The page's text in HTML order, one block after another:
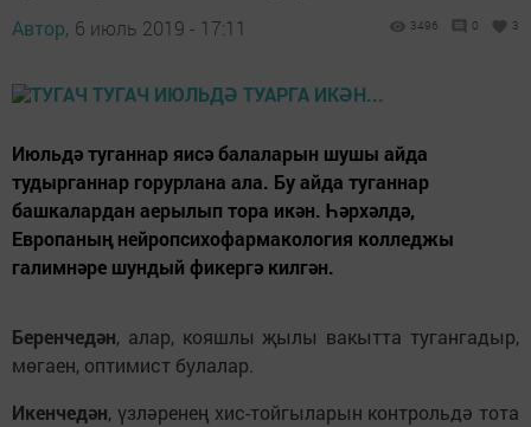
Автор, 6 июль 2019 - 17:11 3496 0 3
Июльдә туганнар яисә балаларын шушы айда
тудырганнар горурлана ала. Бу айда туганнар
башкалардан аерылып тора икән. Һәрхәлдә,
Европаның нейропсихофармакология колледжы
галимнәре шундый фикергә килгән.
Беренчедән, алар, кояшлы җылы вакытта тугангадыр,
мөгаен, оптимист булалар.
Икенчедән, үзләренең хис-тойгыларын контрольдә тота